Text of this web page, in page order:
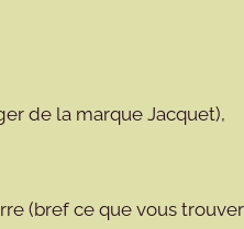
de la marque Jacquet),
(bref ce que vous